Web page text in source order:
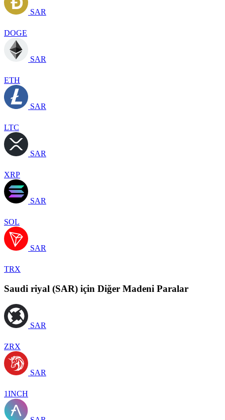
SAR
DOGE
SAR
ETH
SAR
LTC
SAR
XRP
SAR
SOL
SAR
TRX
Saudi riyal (SAR) için Diğer Madeni Paralar
SAR
ZRX
SAR
1INCH